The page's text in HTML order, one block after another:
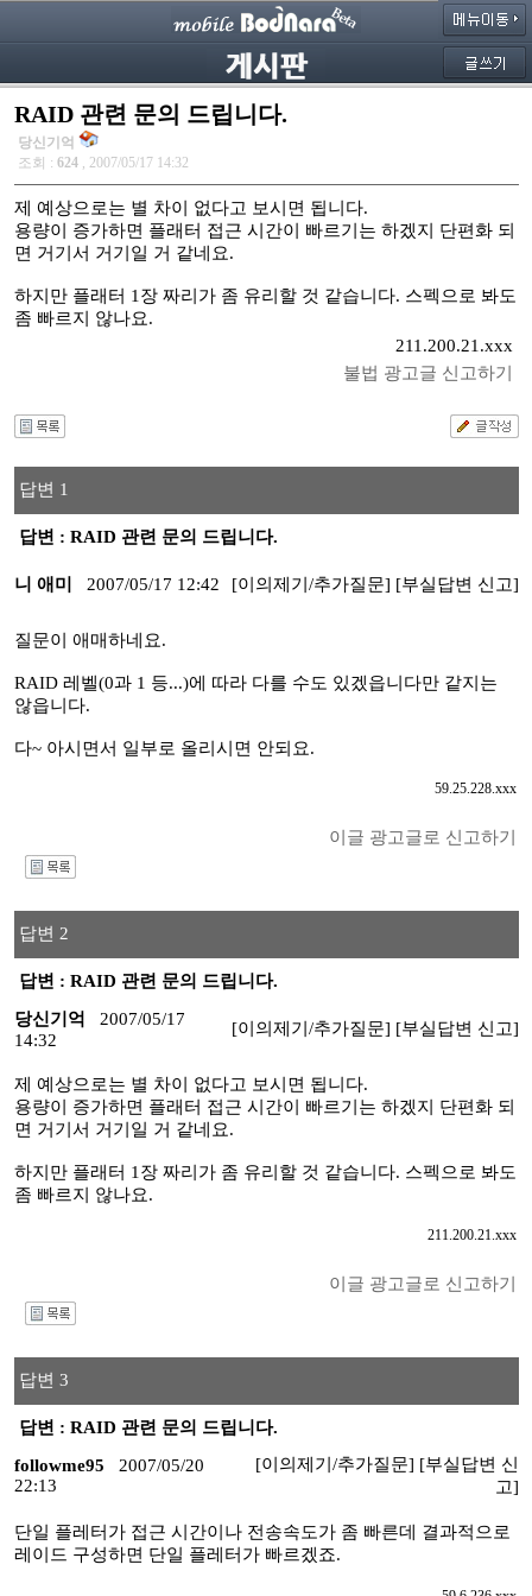
RAID 관련 문의 드립니다.
당신기억
조회 : 624 , 2007/05/17 14:32
제 예상으로는 별 차이 없다고 보시면 됩니다.
용량이 증가하면 플래터 접근 시간이 빠르기는 하겠지 단편화 되
면 거기서 거기일 거 같네요.
하지만 플래터 1장 짜리가 좀 유리할 것 같습니다. 스펙으로 봐도
좀 빠르지 않나요.
211.200.21.xxx
불법 광고글 신고하기
답변 1
답변 : RAID 관련 문의 드립니다.
니 애미 2007/05/17 12:42 [이의제기/추가질문] [부실답변 신고]
질문이 애매하네요.
RAID 레벨(0과 1 등...)에 따라 다를 수도 있겠읍니다만 같지는
않읍니다.
다~ 아시면서 일부로 올리시면 안되요.
59.25.228.xxx
이글 광고글로 신고하기
답변 2
답변 : RAID 관련 문의 드립니다.
당신기억
2007/05/17
14:32
[이의제기/추가질문] [부실답변 신고]
제 예상으로는 별 차이 없다고 보시면 됩니다.
용량이 증가하면 플래터 접근 시간이 빠르기는 하겠지 단편화 되
면 거기서 거기일 거 같네요.
하지만 플래터 1장 짜리가 좀 유리할 것 같습니다. 스펙으로 봐도
좀 빠르지 않나요.
211.200.21.xxx
이글 광고글로 신고하기
답변 3
답변 : RAID 관련 문의 드립니다.
followme95
2007/05/20
22:13
[이의제기/추가질문] [부실답변 신
고]
단일 플레터가 접근 시간이나 전송속도가 좀 빠른데 결과적으로
레이드 구성하면 단일 플레터가 빠르겠죠.